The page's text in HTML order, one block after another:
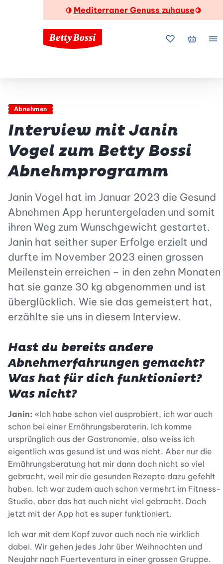
🍋 Mediterraner Genuss zuhause🍋
MeineMein
Abnehmen
Interview mit Janin
Vogel zum Betty Bossi
Abnehmprogramm
Janin Vogel hat im Januar 2023 die Gesund
Abnehmen App heruntergeladen und somit
ihren Weg zum Wunschgewicht gestartet.
Janin hat seither super Erfolge erzielt und
durfte im November 2023 einen grossen
Meilenstein erreichen – in den zehn Monaten
hat sie ganze 30 kg abgenommen und ist
überglücklich. Wie sie das gemeistert hat,
erzählte sie uns in diesem Interview.
Hast du bereits andere
Abnehmerfahrungen gemacht?
Was hat für dich funktioniert?
Was nicht?
Janin: «Ich habe schon viel ausprobiert, ich war auch
schon bei einer Ernährungsberaterin. Ich komme
ursprünglich aus der Gastronomie, also weiss ich
eigentlich was gesund ist und was nicht. Aber nur die
Ernährungsberatung hat mir dann doch nicht so viel
gebracht, weil mir die gesunden Rezepte dazu gefehlt
haben. Ich war zudem auch schon vermehrt im Fitness-
Studio, aber das hat auch nicht viel gebracht. Doch
jetzt mit der App hat es super funktioniert.
Ich war mit dem Kopf zuvor auch noch nie wirklich
dabei. Wir gehen jedes Jahr über Weihnachten und
Neujahr nach Fuerteventura in einer grossen Gruppe.